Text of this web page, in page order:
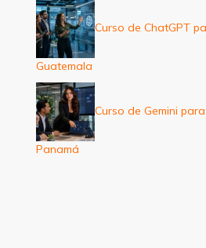
Curso de ChatGPT
Guatemala
Curso de Gemini
Panamá